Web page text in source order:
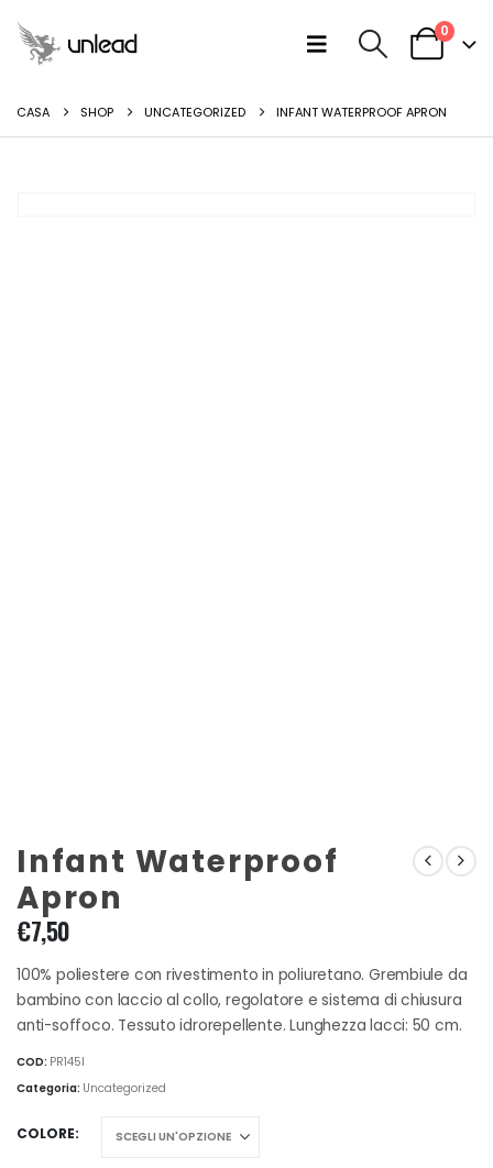
0
CASA SHOP UNCATEGORIZED INFANT WATERPROOF APRON
Infant Waterproof
Apron
€7,50
100% poliestere con rivestimento in poliuretano. Grembiule da
bambino con laccio al collo, regolatore e sistema di chiusura
anti-soffoco. Tessuto idrorepellente. Lunghezza lacci: 50 cm.
COD: PR145I
Categoria: Uncategorized
COLORE